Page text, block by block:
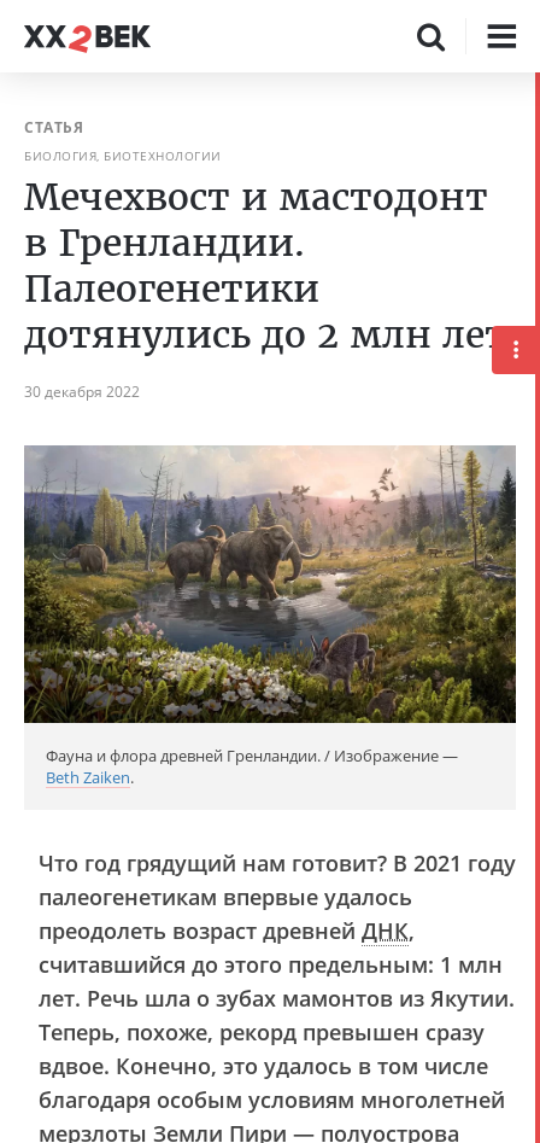
СТАТЬЯ
БИОЛОГИЯ, БИОТЕХНОЛОГИИ
Мечехвост и мастодонт
в Гренландии.
Палеогенетики
дотянулись до 2 млн лет
30 декабря 2022
Фауна и флора древней Гренландии. / Изображение —
Beth Zaiken.
Что год грядущий нам готовит? В 2021 году
палеогенетикам впервые удалось
преодолеть возраст древней ДНК,
считавшийся до этого предельным: 1 млн
лет. Речь шла о зубах мамонтов из Якутии.
Теперь, похоже, рекорд превышен сразу
вдвое. Конечно, это удалось в том числе
благодаря особым условиям многолетней
мерзлоты Земли Пири — полуострова